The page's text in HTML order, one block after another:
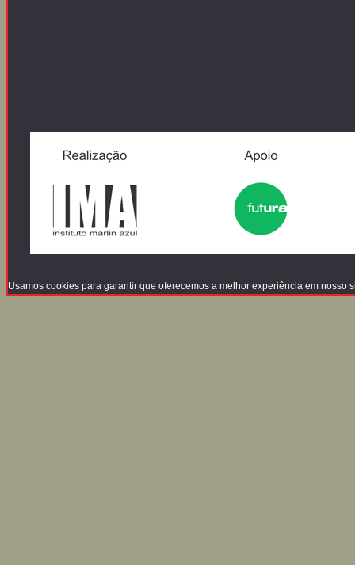
Usamos cookies para garantir que oferecemos a melhor experiência em